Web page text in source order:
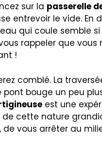
sur la passerelle
entrevoir le vide. En
qui coule semble si
rappeler que vous
!
comblé. La
bouge un peu
est une
de cette nature
de vous arrêter au